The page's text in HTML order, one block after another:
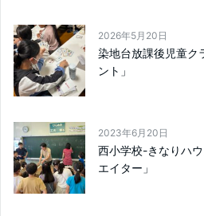
2026年5月20日
染地台放課後児童ク
ント」
2023年6月20日
西小学校-きなりハ
エイター」